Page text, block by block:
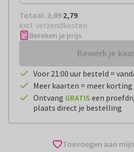
Totaal: € 2,79
Totaal: 2,89 2,79
excl. verzendkosten
Bereken je prijs
Bewerk je
Voor 21:00 uur besteld =
Meer kaarten = meer korting
Ontvang GRATIS een
plaats direct je bestelling
Toevoegen aan